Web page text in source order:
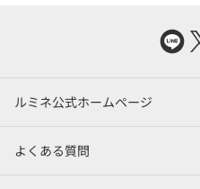
ルミネ公式ホームページ
よくある質問